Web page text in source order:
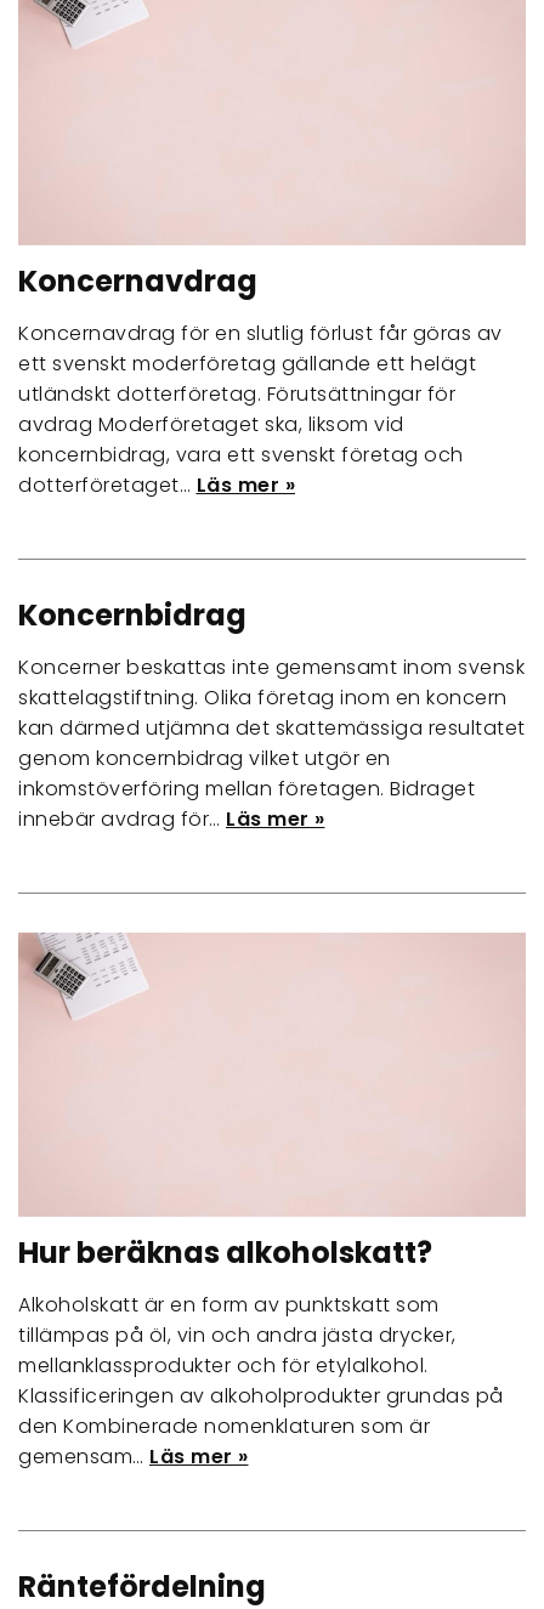
Koncernavdrag
Koncernavdrag för en slutlig förlust får göras av
ett svenskt moderföretag gällande ett helägt
utländskt dotterföretag. Förutsättningar för
avdrag Moderföretaget ska, liksom vid
koncernbidrag, vara ett svenskt företag och
dotterföretaget… Läs mer »
Koncernbidrag
Koncerner beskattas inte gemensamt inom svensk
skattelagstiftning. Olika företag inom en koncern
kan därmed utjämna det skattemässiga resultatet
genom koncernbidrag vilket utgör en
inkomstöverföring mellan företagen. Bidraget
innebär avdrag för… Läs mer »
Hur beräknas alkoholskatt?
Alkoholskatt är en form av punktskatt som
tillämpas på öl, vin och andra jästa drycker,
mellanklassprodukter och för etylalkohol.
Klassificeringen av alkoholprodukter grundas på
den Kombinerade nomenklaturen som är
gemensam… Läs mer »
Räntefördelning